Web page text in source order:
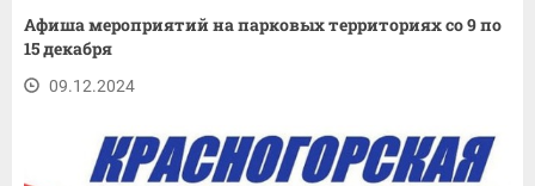
Афиша мероприятий на парковых территориях со 9 по
15 декабря
09.12.2024